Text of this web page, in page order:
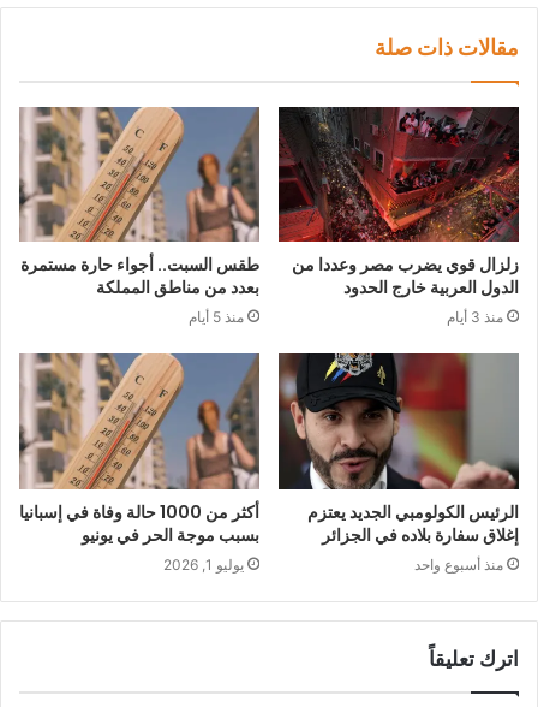
مقالات ذات صلة
زلزال قوي يضرب مصر وعددا من
الدول العربية خارج الحدود
منذ 3 أيام
طقس السبت.. أجواء حارة مستمرة
بعدد من مناطق المملكة
منذ 5 أيام
الرئيس الكولومبي الجديد يعتزم
إغلاق سفارة بلاده في الجزائر
منذ أسبوع واحد
أكثر من 1000 حالة وفاة في إسبانيا
بسبب موجة الحر في يونيو
يوليو 1, 2026
اترك تعليقاً